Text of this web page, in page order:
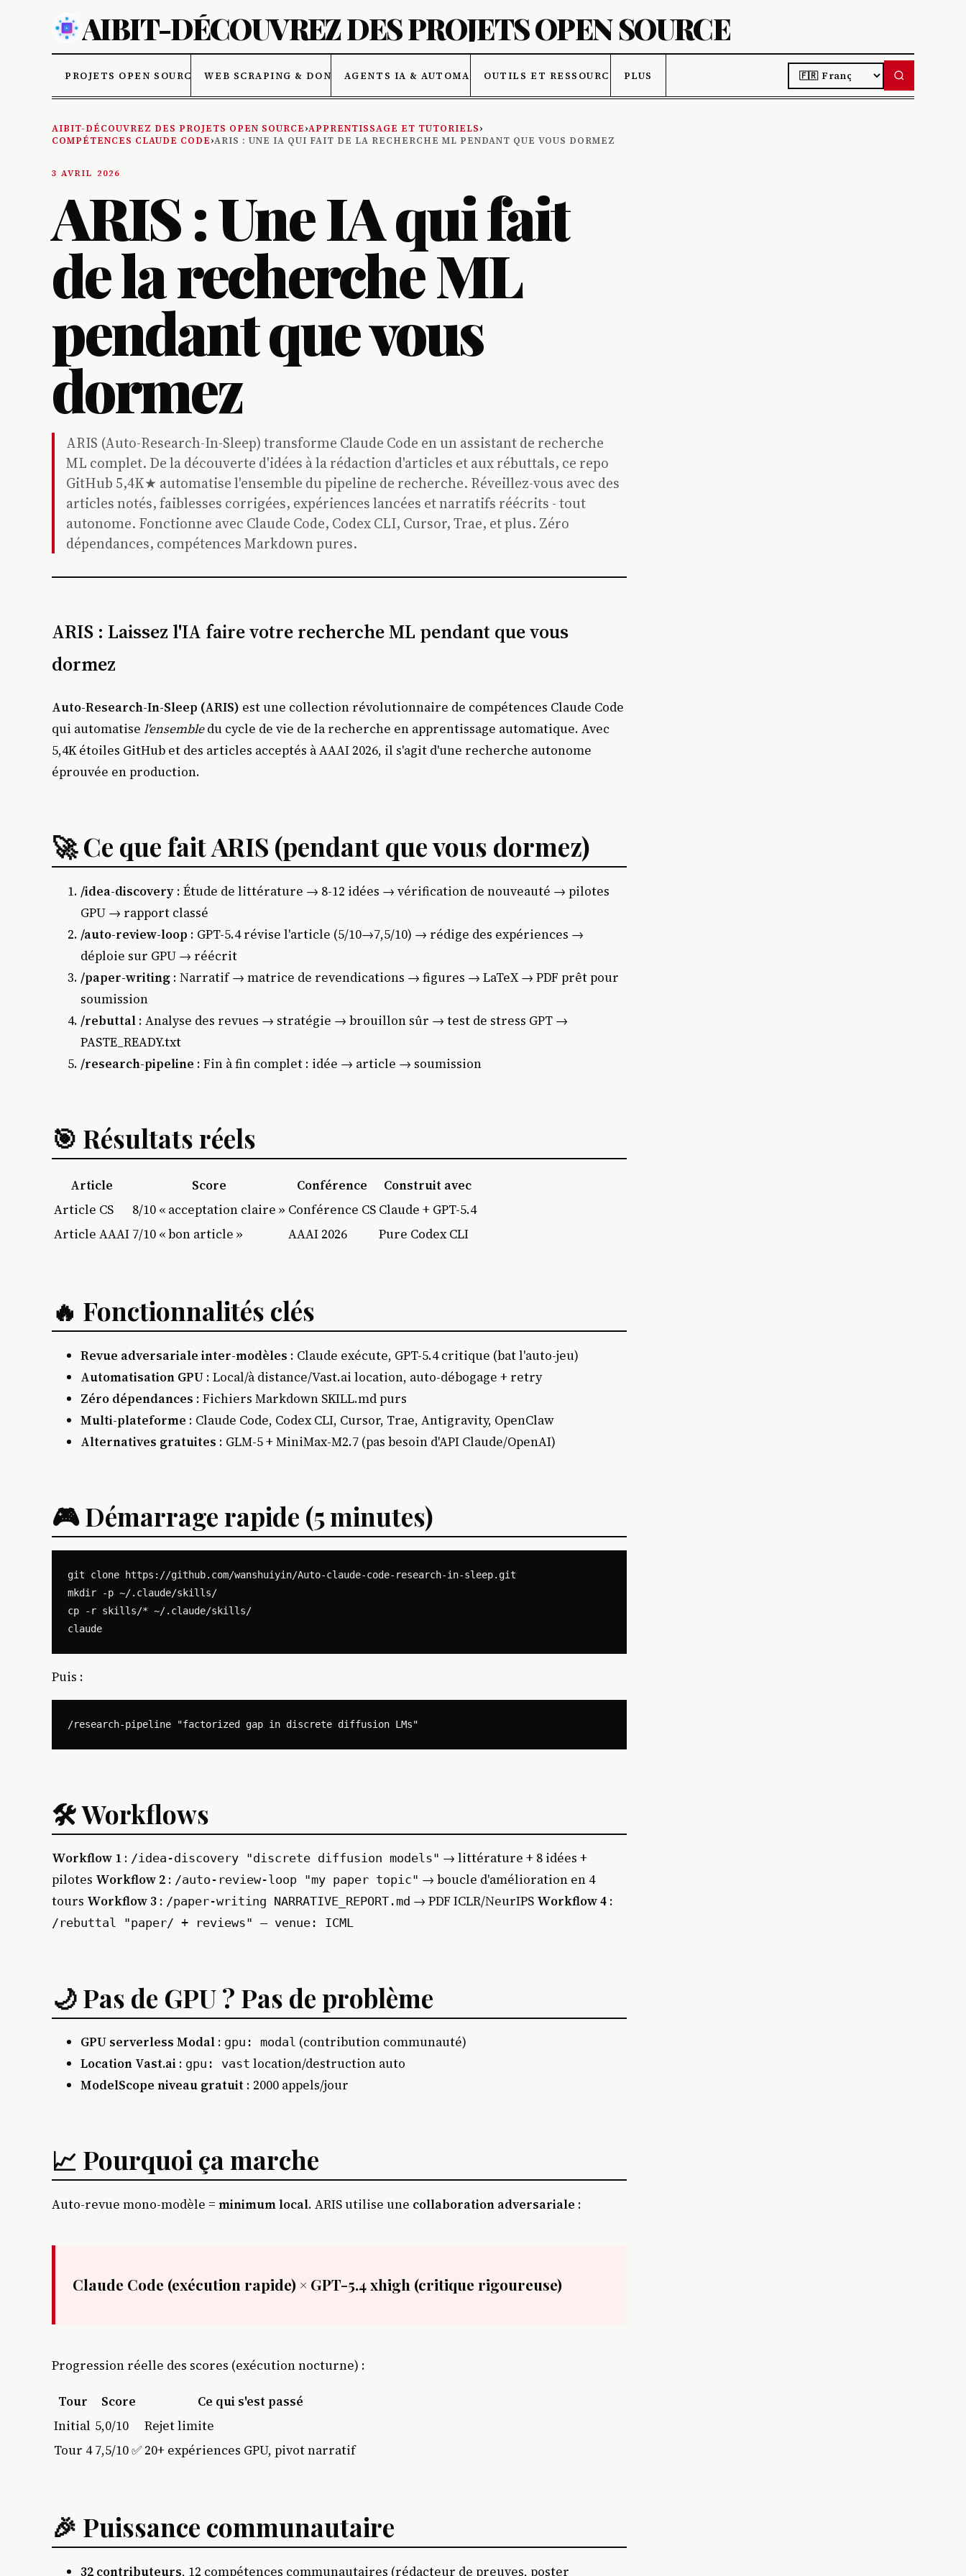
AIBIT-DÉCOUVREZ DES PROJETS OPEN SOURCE
PROJETS OPEN SOURCE WEB SCRAPING & DONNÉESAGENTS IA & AUTOMATISATIONOUTILS ET RESSOURCES IA
PLUS
LANGUAGE
AIBIT-DÉCOUVREZ DES PROJETS OPEN SOURCE›APPRENTISSAGE ET TUTORIELS›
COMPÉTENCES CLAUDE CODE›ARIS : UNE IA QUI FAIT DE LA RECHERCHE ML PENDANT QUE VOUS DORMEZ
3 AVRIL 2026
ARIS : Une IA qui fait
de la recherche ML
pendant que vous
dormez
ARIS (Auto-Research-In-Sleep) transforme Claude Code en un assistant de recherche
ML complet. De la découverte d'idées à la rédaction d'articles et aux rébuttals, ce repo
GitHub 5,4K★ automatise l'ensemble du pipeline de recherche. Réveillez-vous avec des
articles notés, faiblesses corrigées, expériences lancées et narratifs réécrits - tout
autonome. Fonctionne avec Claude Code, Codex CLI, Cursor, Trae, et plus. Zéro
dépendances, compétences Markdown pures.
ARIS : Laissez l'IA faire votre recherche ML pendant que vous
dormez
Auto-Research-In-Sleep (ARIS) est une collection révolutionnaire de compétences Claude Code
qui automatise l'ensembledu cycle de vie de la recherche en apprentissage automatique. Avec
5,4K étoiles GitHub et des articles acceptés à AAAI 2026, il s'agit d'une recherche autonome
éprouvée en production.
🚀 Ce que fait ARIS (pendant que vous dormez)
/idea-discovery : Étude de littérature → 8-12 idées → vérification de nouveauté → pilotes
GPU → rapport classé
/auto-review-loop : GPT-5.4 révise l'article (5/10→7,5/10) → rédige des expériences →
déploie sur GPU → réécrit
/paper-writing : Narratif → matrice de revendications → figures → LaTeX → PDF prêt pour
soumission
/rebuttal : Analyse des revues → stratégie → brouillon sûr → test de stress GPT →
PASTE_READY.txt
/research-pipeline : Fin à fin complet : idée → article → soumission
🎯 Résultats réels
Article Score Conférence
Construit avec
Article CS
8/10 « acceptation claire » Conférence CS Claude + GPT-5.4
Article AAAI 7/10 « bon article » AAAI 2026 Pure Codex CLI
🔥 Fonctionnalités clés
Revue adversariale inter-modèles : Claude exécute, GPT-5.4 critique (bat l'auto-jeu)
Automatisation GPU : Local/à distance/Vast.ai location, auto-débogage + retry
Zéro dépendances : Fichiers Markdown SKILL.md purs
Multi-plateforme : Claude Code, Codex CLI, Cursor, Trae, Antigravity, OpenClaw
Alternatives gratuites : GLM-5 + MiniMax-M2.7 (pas besoin d'API Claude/OpenAI)
🎮 Démarrage rapide (5 minutes)
git clone https://github.com/wanshuiyin/Auto-claude-code-research-in-sleep.git
mkdir -p ~/.claude/skills/
cp -r skills/* ~/.claude/skills/
Puis :
🛠️ Workflows
Workflow 1 : /idea-discovery "discrete diffusion models" → littérature + 8 idées +
pilotes Workflow 2 : /auto-review-loop "my paper topic" → boucle d'amélioration en 4
tours Workflow 3 : /paper-writing NARRATIVE_REPORT.md → PDF ICLR/NeurIPS Workflow 4 :
/rebuttal "paper/ + reviews" — venue: ICML
🌙 Pas de GPU ? Pas de problème
GPU serverless Modal : gpu: modal (contribution communauté)
Location Vast.ai : gpu: vast location/destruction auto
ModelScope niveau gratuit : 2000 appels/jour
📈 Pourquoi ça marche
Auto-revue mono-modèle = minimum local. ARIS utilise une collaboration adversariale :
Claude Code (exécution rapide) × GPT-5.4 xhigh (critique rigoureuse)
Progression réelle des scores (exécution nocturne) :
Tour Score
Ce qui s'est passé
Initial 5,0/10
Rejet limite
Tour 4 7,5/10 ✅ 20+ expériences GPU, pivot narratif
🎉 Puissance communautaire
32 contributeurs, 12 compétences communautaires (rédacteur de preuves, poster